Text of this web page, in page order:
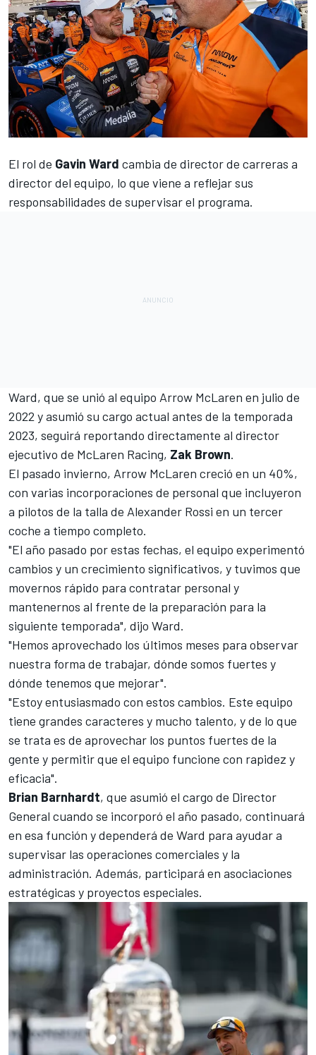
El rol de Gavin Ward cambia de director de carreras a
director del equipo, lo que viene a reflejar sus
responsabilidades de supervisar el programa.
Ward, que se unió al equipo Arrow McLaren en julio de
2022 y asumió su cargo actual antes de la temporada
2023, seguirá reportando directamente al director
ejecutivo de McLaren Racing, Zak Brown.
El pasado invierno, Arrow McLaren creció en un 40%,
con varias incorporaciones de personal que incluyeron
a pilotos de la talla de Alexander Rossi en un tercer
coche a tiempo completo.
"El año pasado por estas fechas, el equipo experimentó
cambios y un crecimiento significativos, y tuvimos que
movernos rápido para contratar personal y
mantenernos al frente de la preparación para la
siguiente temporada", dijo Ward.
"Hemos aprovechado los últimos meses para observar
nuestra forma de trabajar, dónde somos fuertes y
dónde tenemos que mejorar".
"Estoy entusiasmado con estos cambios. Este equipo
tiene grandes caracteres y mucho talento, y de lo que
se trata es de aprovechar los puntos fuertes de la
gente y permitir que el equipo funcione con rapidez y
eficacia".
Brian Barnhardt, que asumió el cargo de Director
General cuando se incorporó el año pasado, continuará
en esa función y dependerá de Ward para ayudar a
supervisar las operaciones comerciales y la
administración. Además, participará en asociaciones
estratégicas y proyectos especiales.